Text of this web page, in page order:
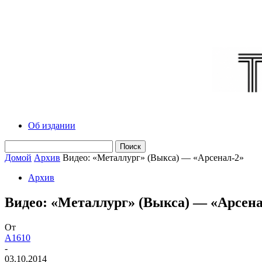
Об издании
Домой Архив Видео: «Металлург» (Выкса) — «Арсенал-2»
Архив
Видео: «Металлург» (Выкса) —
От
A1610
-
03.10.2014